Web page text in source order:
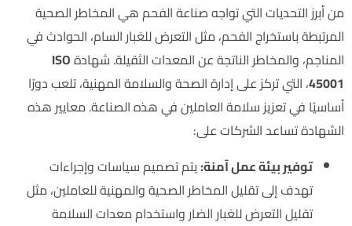
من أبرز التحديات التي تواجه صناعة الفحم هي المخاطر الصحية
المرتبطة باستخراج الفحم، مثل التعرض للغبار السام، الحوادث في
المناجم، والمخاطر الناتجة عن المعدات الثقيلة. شهادةISO
45001، التي تركز على إدارة الصحة والسلامة المهنية، تلعب دورًا
أساسيًا في تعزيز سلامة العاملين في هذه الصناعة. معايير هذه
الشهادة تساعد الشركات على:
توفير بيئة عمل آمنة:يتم تصميم سياسات وإجراءات
تهدف إلى تقليل المخاطر الصحية والمهنية للعاملين، مثل
تقليل التعرض للغبار الضار واستخدام معدات السلامة